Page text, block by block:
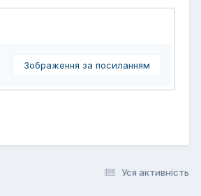
Зображення за посиланням
Уся активність